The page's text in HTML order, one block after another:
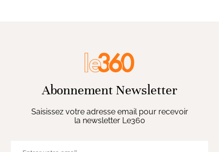
Abonnement Newsletter
Saisissez votre adresse email pour recevoir
la newsletter Le360